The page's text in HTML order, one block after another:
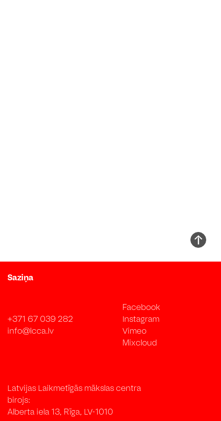
Saziņa
+371 67 039 282
info@lcca.lv
Facebook
Instagram
Vimeo
Mixcloud
Latvijas Laikmetīgās mākslas centra
birojs:
Alberta iela 13, Rīga, LV-1010